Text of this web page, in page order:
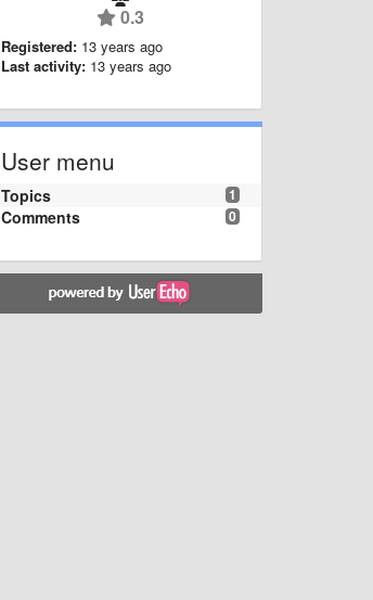
0.3
Registered: 13 years ago
Last activity: 13 years ago
User menu
1
Topics
0
Comments